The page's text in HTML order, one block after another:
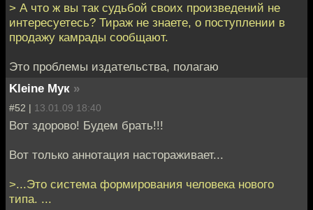
> А что ж вы так судьбой своих произведений не
интересуетесь? Тираж не знаете, о поступлении в
продажу камрады сообщают.
Это проблемы издательства, полагаю
Kleine Мук »
#52 | 13.01.09 18:40
Вот здорово! Будем брать!!!
Вот только аннотация настораживает...
>...Это cистема формирования человека нового
типа. ...